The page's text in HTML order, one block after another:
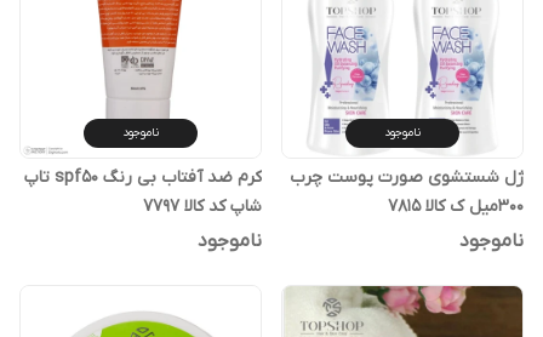
ناموجود
ژل شستشوی صورت پوست چرب
۳۰۰میل ک کالا ۷۸۱۵
ناموجود
ناموجود
کرم ضد آفتاب بی رنگ spf50 تاپ
شاپ کد کالا ۷۷۹۷
ناموجود